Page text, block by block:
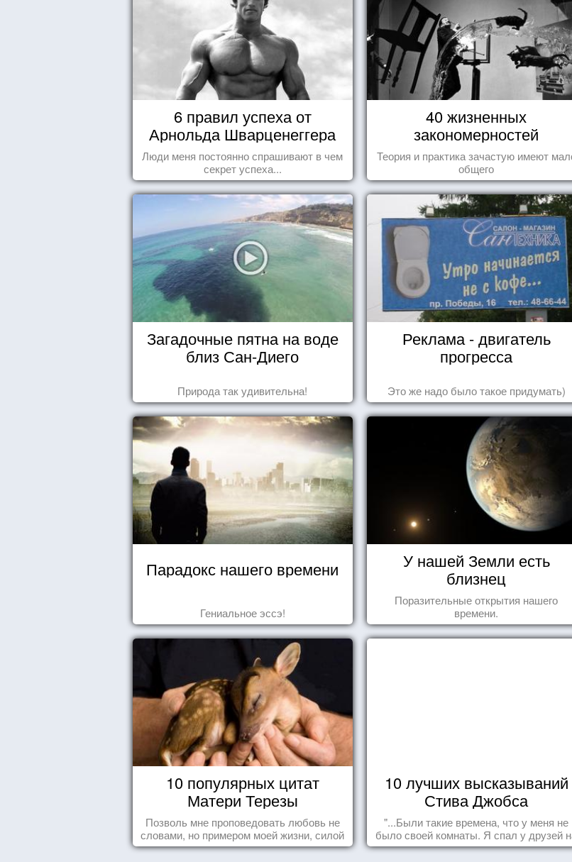
6 правил успеха от
Арнольда Шварценеггера
Люди меня постоянно спрашивают в чем
секрет успеха...
40 жизненных
закономерностей
Теория и практика зачастую имеют
общего
Загадочные пятна на воде
близ Сан-Диего
Природа так удивительна!
Реклама - двигатель
прогресса
Это же надо было такое придумать)
Парадокс нашего времени
Гениальное эссэ!
У нашей Земли есть
близнец
Поразительные открытия нашего
времени.
10 популярных цитат
Матери Терезы
Позволь мне проповедовать любовь не
словами, но примером моей жизни, силой
влечения, воодушевляющим влиянием ...
10 лучших высказываний
Стива Джобса
"...Были такие времена, что у меня не
было своей комнаты. Я спал у друзей
полу, а для того, чтобы купить еды -